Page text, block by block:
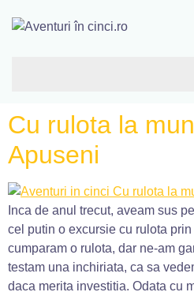
Cu rulota la
Apuseni
Inca de anul trecut, aveam sus
cel putin o excursie cu rulota
cumparam o rulota, dar ne-am
testam una inchiriata, ca sa
daca merita investitia. Odata cu